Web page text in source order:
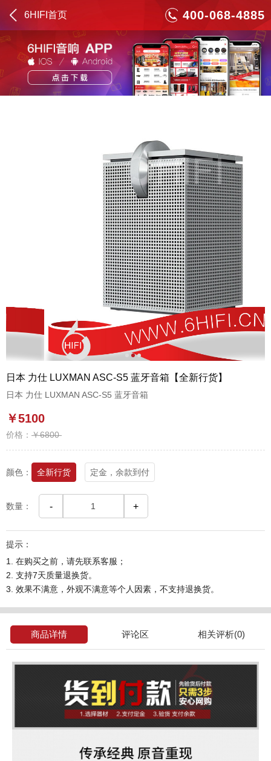
6HIFI首页 400-068-4885
1 23
日本 力仕 LUXMAN ASC-S5 蓝牙音箱【全新行货】
日本 力仕 LUXMAN ASC-S5 蓝牙音箱
￥5100
价格： ￥6800
颜色： 全新行货 定金，余款到付
数量： - +
提示：
1. 在购买之前，请先联系客服；
2. 支持7天质量退换货。
3. 效果不满意，外观不满意等个人因素，不支持退换货。
商品详情 评论区 相关评析(0)